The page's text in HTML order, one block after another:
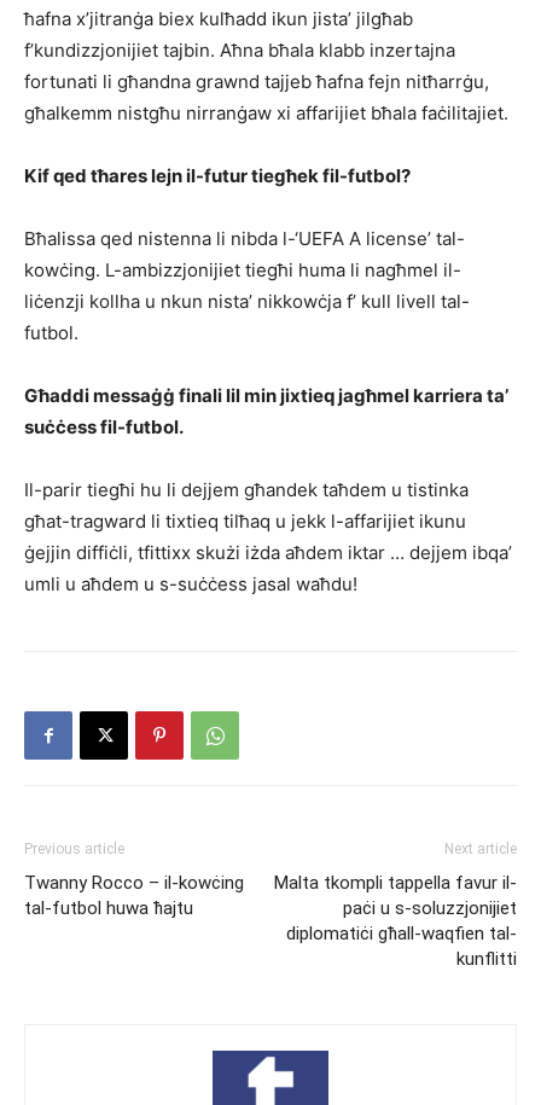
ħafna x’jitranġa biex kulħadd ikun jista’ jilgħab
f’kundizzjonijiet tajbin. Aħna bħala klabb inzertajna
fortunati li għandna grawnd tajjeb ħafna fejn nitħarrġu,
għalkemm nistgħu nirranġaw xi affarijiet bħala faċilitajiet.
Kif qed tħares lejn il-futur tiegħek fil-futbol?
Bħalissa qed nistenna li nibda l-‘UEFA A license’ tal-
kowċing. L-ambizzjonijiet tiegħi huma li nagħmel il-
liċenzji kollha u nkun nista’ nikkowċja f’ kull livell tal-
futbol.
Għaddi messaġġ finali lil min jixtieq jagħmel karriera ta’
suċċess fil-futbol.
Il-parir tiegħi hu li dejjem għandek taħdem u tistinka
għat-tragward li tixtieq tilħaq u jekk l-affarijiet ikunu
ġejjin diffiċli, tfittixx skużi iżda aħdem iktar … dejjem ibqa’
umli u aħdem u s-suċċess jasal waħdu!
Previous article
Twanny Rocco – il-kowċing
tal-futbol huwa ħajtu
Next article
Malta tkompli tappella favur il-
paċi u s-soluzzjonijiet
diplomatiċi għall-waqfien tal-
kunflitti